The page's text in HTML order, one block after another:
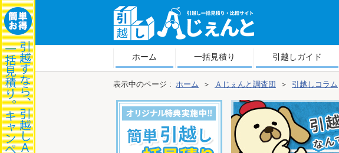
越しＡじぇんと
ホーム 一括見積り 引越しガイド
表示中のページ : ホーム ＞ Ａじぇんと調査団 ＞ 引越しコラム